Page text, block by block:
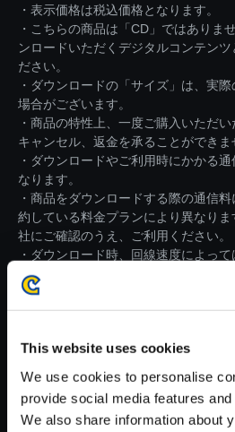
This website uses cookies
We use cookies to personalise
provide social media features
We also share information about
・表示価格は税込価格となります。
・こちらの商品は「CD」ではありま
ンロードいただくデジタルコンテン
ださい。
・ダウンロードの「サイズ」は、実
場合がございます。
・商品の特性上、一度ご購入いただ
キャンセル、返金を承ることができま
・ダウンロードやご利用時にかかる
なります。
・商品をダウンロードする際の通信
約している料金プランにより異なり
社にご確認のうえ、ご利用ください。
・ダウンロード時、回線速度によっ
がかかる場合がございます。
※ご購入いただいたファイルのダウ
が安定しているWifi環境でお試しくだ